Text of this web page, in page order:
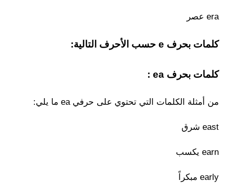
era عصر
كلمات بحرف e حسب الأحرف التالية:
كلمات بحرف ea :
من أمثلة الكلمات التي تحتوي على حرفي ea ما يلي:
east شرق
earn يكسب
early مبكراً